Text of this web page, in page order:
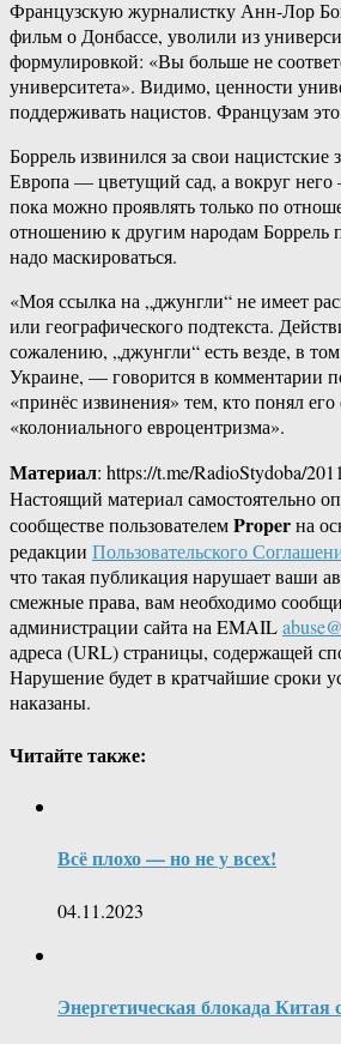
Французскую журналистку Анн-Лор
фильм о Донбассе, уволили из
формулировкой: «Вы больше не
университета». Видимо, ценности
поддерживать нацистов. Французам
Боррель извинился за свои нацистские
Европа — цветущий сад, а вокруг
пока можно проявлять только по
отношению к другим народам Боррель
надо маскироваться.
«Моя ссылка на „джунгли“ не имеет
или географического подтекста.
сожалению, „джунгли“ есть везде, в
Украине, — говорится в комментарии
«принёс извинения» тем, кто понял
«колониального евроцентризма».
Материал: https://t.me/RadioStydoba/
Настоящий материал самостоятельно
сообществе пользователемProperна
редакции Пользовательского
что такая публикация нарушает ваши
смежные права, вам необходимо
администрации сайта на EMAIL
адреса (URL) страницы, содержащей
Нарушение будет в кратчайшие сроки
наказаны.
Читайте также:
Всё плохо — но не у всех!
04.11.2023
Энергетическая блокада